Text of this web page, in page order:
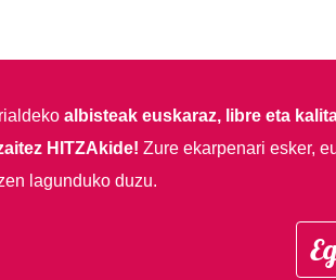
albisteak euskaraz, libre eta
HITZAkide! Zure ekarpenari esker,
lagunduko duzu.